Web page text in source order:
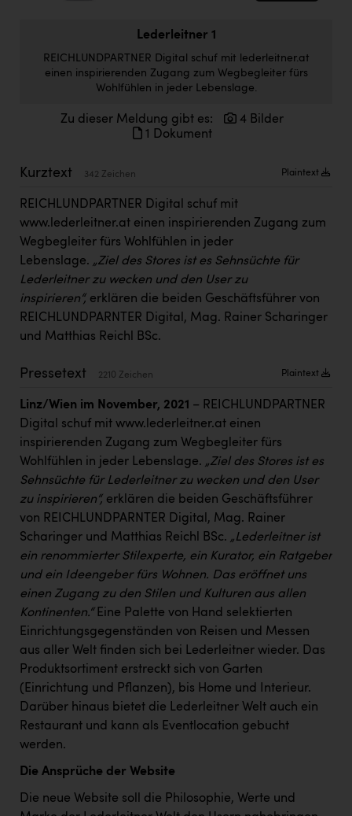
everfield
Immotech
INTERSPAR
INTERSPORT Austria
Jesolo
Jane Goodall Institute Austria
KEBA
KIWI Kinderwunsch Institut Dr. Loimer
KLIPP Frisör
Kleider Bauer
Kremsmüller Anlagenbau GmbH
Maximarkt
Oldtimer Raststationen und Motorhotels
Österreichischer Kachelofenverband
Orlen
Passage Linz
PEZ
PÜSPÖK
REMAX
RE/MAX Welcome
Lederleitner 1
REICHLUNDPARTNER Digital schuf mit lederleitner.at
einen inspirierenden Zugang zum Wegbegleiter fürs
Wohlfühlen in jeder Lebenslage.
Zu dieser Meldung gibt es:
4 Bilder
1 Dokument
Kurztext 342 Zeichen Plaintext
REICHLUNDPARTNER Digital schuf mit
www.lederleitner.at einen inspirierenden Zugang zum
Wegbegleiter fürs Wohlfühlen in jeder
Lebenslage. „Ziel des Stores ist es Sehnsüchte für
Lederleitner zu wecken und den User zu
inspirieren“, erklären die beiden Geschäftsführer von
REICHLUNDPARNTER Digital, Mag. Rainer Scharinger
und Matthias Reichl BSc.
Pressetext 2210 Zeichen Plaintext
Linz/Wien im November, 2021 – REICHLUNDPARTNER
Digital schuf mit www.lederleitner.at einen
inspirierenden Zugang zum Wegbegleiter fürs
Wohlfühlen in jeder Lebenslage. „Ziel des Stores ist es
Sehnsüchte für Lederleitner zu wecken und den User
zu inspirieren“, erklären die beiden Geschäftsführer
von REICHLUNDPARNTER Digital, Mag. Rainer
Scharinger und Matthias Reichl BSc. „Lederleitner ist
ein renommierter Stilexperte, ein Kurator, ein Ratgeber
und ein Ideengeber fürs Wohnen. Das eröffnet uns
einen Zugang zu den Stilen und Kulturen aus allen
Kontinenten.“ Eine Palette von Hand selektierten
Einrichtungsgegenständen von Reisen und Messen
aus aller Welt finden sich bei Lederleitner wieder. Das
Produktsortiment erstreckt sich von Garten
(Einrichtung und Pflanzen), bis Home und Interieur.
Darüber hinaus bietet die Lederleitner Welt auch ein
Restaurant und kann als Eventlocation gebucht
werden.
Die Ansprüche der Website
Die neue Website soll die Philosophie, Werte und